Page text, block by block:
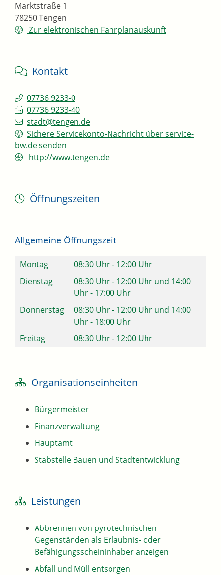
Marktstraße 1
78250Tengen
Zur elektronischen Fahrplanauskunft
Kontakt
07736 9233-0
07736 9233-40
stadt@tengen.de
Sichere Servicekonto-Nachricht über service-
bw.de senden
http://www.tengen.de
Öffnungszeiten
Allgemeine Öffnungszeit
Montag 08:30 Uhr- 12:00 Uhr
Dienstag
08:30 Uhr- 12:00 Uhr und 14:00
Uhr- 17:00 Uhr
Donnerstag
08:30 Uhr- 12:00 Uhr und 14:00
Uhr- 18:00 Uhr
Freitag
08:30 Uhr- 12:00 Uhr
Organisationseinheiten
Bürgermeister
Finanzverwaltung
Hauptamt
Stabstelle Bauen und Stadtentwicklung
Leistungen
Abbrennen von pyrotechnischen
Gegenständen als Erlaubnis- oder
Befähigungsscheininhaber anzeigen
Abfall und Müll entsorgen